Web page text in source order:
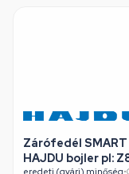
Zárófedél
HAJDU bojler pl:
eredeti (gyári) minőség•